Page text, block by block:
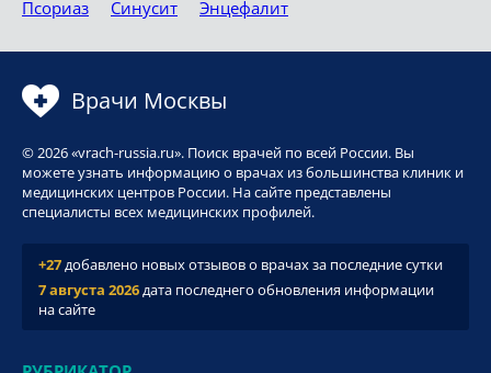
Псориаз
Синусит Энцефалит
Врачи Москвы
© 2026 «vrach-russia.ru». Поиск врачей по всей России. Вы
можете узнать информацию о врачах из большинства клиник и
медицинских центров России. На сайте представлены
специалисты всех медицинских профилей.
+27добавлено новых отзывов о врачах за последние сутки
7 августа 2026дата последнего обновления информации
на сайте